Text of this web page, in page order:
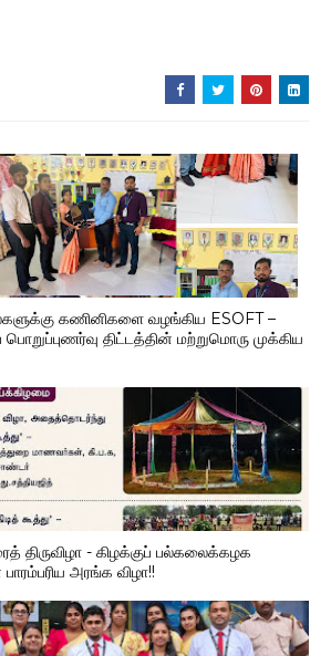
கணினிகளை வழங்கிய ESOFT –
திட்டத்தின் மற்றுமொரு முக்கிய
திருவிழா - கிழக்குப் பல்கலைக்கழக
அரங்க விழா!!